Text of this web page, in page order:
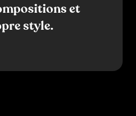
et
style.